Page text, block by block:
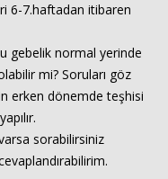
6-7.haftadan itibaren
gebelik normal yerinde
mi? Soruları göz
erken dönemde teşhisi
sorabilirsiniz